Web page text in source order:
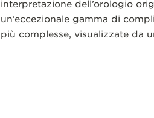
interpretazione dell’orologio
un’eccezionale gamma di
più complesse, visualizzate da